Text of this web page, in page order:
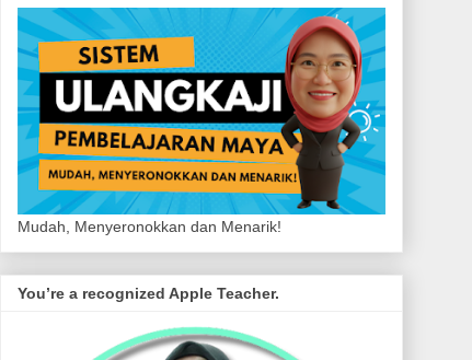
Mudah, Menyeronokkan dan Menarik!
You’re a recognized Apple Teacher.